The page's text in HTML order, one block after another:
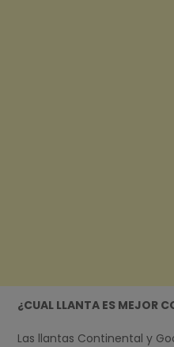
¿CUAL LLANTA ES MEJOR
Las llantas Continental y